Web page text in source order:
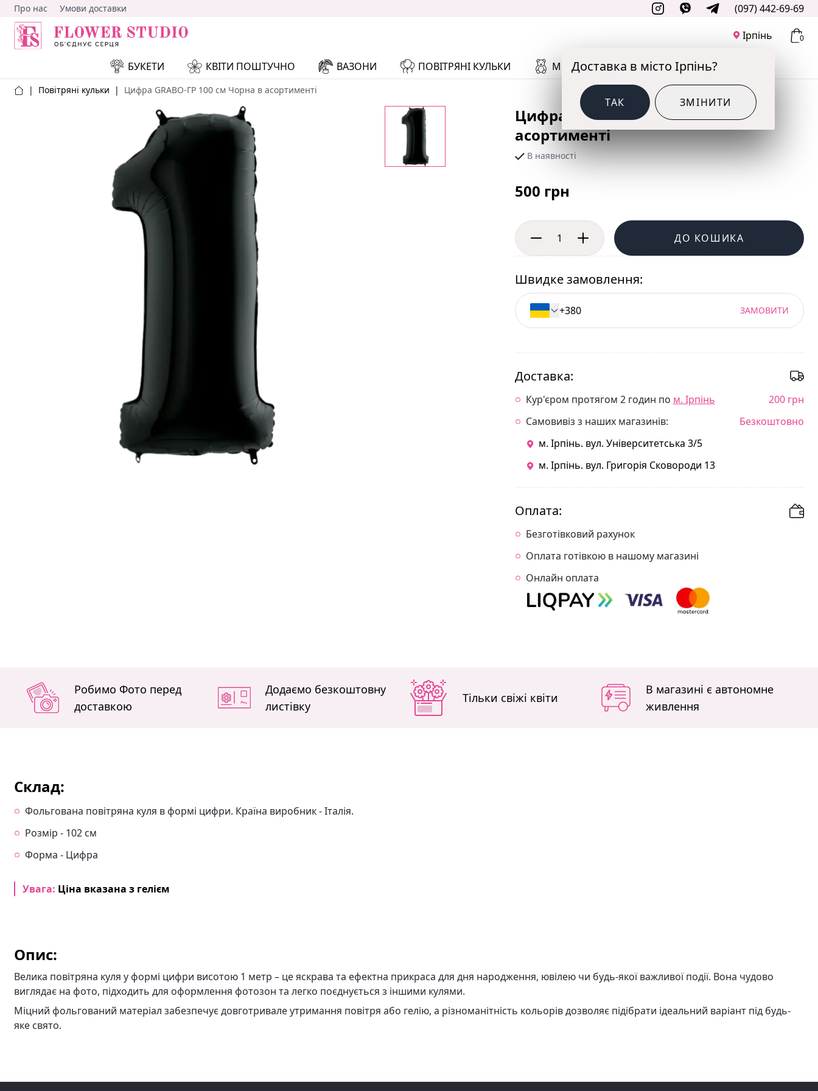
Про нас Умови доставки
(097) 442-69-69
Ірпінь
Доставка в місто Ірпінь?
ТАК ЗМІНИТИ
0
БУКЕТИ КВІТИ ПОШТУЧНО ВАЗОНИ ПОВІТРЯНІ КУЛЬКИ М'ЯКІ ІГРАШКИ ДО СВЯТА
| Повітряні кульки | Цифра GRABO-ГР 100 см Чорна в асортименті
Цифра GRABO-ГР 100 см Чорна в
асортименті
В наявності
500 грн
ДО КОШИКА
Швидке замовлення:
ЗАМОВИТИ
Доставка:
Кур'єром протягом 2 годин по м. Ірпінь
200 грн
Самовивіз з наших магазинів:
Безкоштовно
м. Ірпінь. вул. Університетська 3/5
м. Ірпінь. вул. Григорія Сковороди 13
Оплата:
Безготівковий рахунок
Оплата готівкою в нашому магазині
Онлайн оплата
Робимо Фото перед
доставкою
Додаємо безкоштовну
листівку
Тільки свіжі квіти
В магазині є автономне
живлення
Склад:
Фольгована повітряна куля в формі цифри. Країна виробник - Італія.
Розмір - 102 см
Форма - Цифра
Увага: Ціна вказана з гелієм
Опис:
Велика повітряна куля у формі цифри висотою 1 метр – це яскрава та ефектна прикраса для дня народження, ювілею чи будь-якої важливої події. Вона чудово
виглядає на фото, підходить для оформлення фотозон та легко поєднується з іншими кулями.
Міцний фольгований матеріал забезпечує довготривале утримання повітря або гелію, а різноманітність кольорів дозволяє підібрати ідеальний варіант під будь-
яке свято.